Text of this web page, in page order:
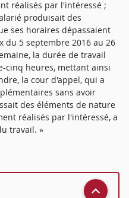
réalisés par l'intéressé ;
produisait des
ses horaires dépassaient
du 5 septembre 2016 au 26
la durée de travail
cinq heures, mettant ainsi
la cour d'appel, qui a
sans avoir
des éléments de nature
réalisés par l'intéressé, a
travail. »